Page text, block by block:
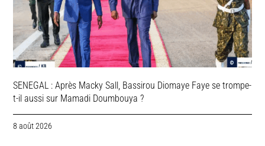
SENEGAL : Après Macky Sall, Bassirou Diomaye Faye se trompe-
t-il aussi sur Mamadi Doumbouya ?
8 août 2026